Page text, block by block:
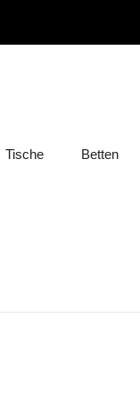
Tische Betten